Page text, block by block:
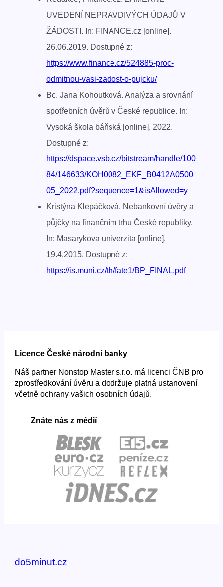
UVEDENÍ NEPRAVDIVÝCH ÚDAJŮ V
ŽÁDOSTI. In: FINANCE.cz [online].
26.06.2019. Dostupné z:
https://www.finance.cz/524885-proc-
odmitnou-vasi-zadost-o-pujcku/
Bc. Jana Kohoutková. Analýza a srovnání
spotřebních úvěrů v České republice. In:
Vysoká škola báňská [online]. 2022.
Dostupné z:
https://dspace.vsb.cz/bitstream/handle/100
84/146633/KOH0082_EKF_B0412A0500
05_2022.pdf?sequence=1&isAllowed=y
Kristýna Klepáčková. Nebankovní úvěry a
půjčky na finančním trhu České republiky.
In: Masarykova univerzita [online].
19.4.2015. Dostupné z:
https://is.muni.cz/th/fate1/BP_FINAL.pdf
Licence České národní banky
Náš partner Nonstop Master s.r.o. má licenci ČNB pro
zprostředkování úvěru a dodržuje platná ustanovení
včetně ochrany vašich osobních údajů.
Znáte nás z médií
do5minut.cz